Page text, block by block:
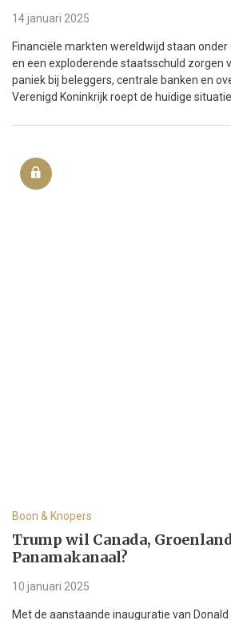
14 januari 2025
Financiële markten wereldwijd staan
en een exploderende staatsschuld zorgen
paniek bij beleggers, centrale banken en
Verenigd Koninkrijk roept de huidige situatie
Boon & Knopers
Trump wil Canada,
Panamakanaal?
10 januari 2025
Met de aanstaande inauguratie van